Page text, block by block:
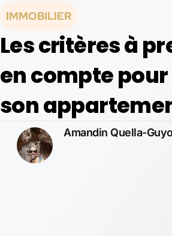
IMMOBILIER
Les critères à
en compte
son
Amandin Quella-